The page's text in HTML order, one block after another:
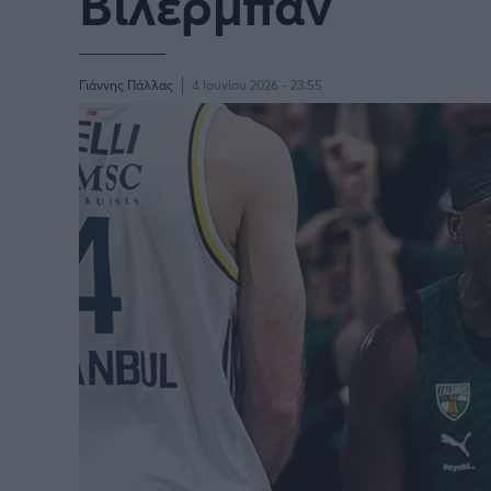
Γιάννης Πάλλας 4 Ιουνίου 2026 - 23:55